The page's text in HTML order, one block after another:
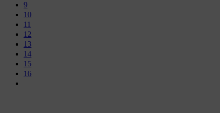
9
10
11
12
13
14
15
16